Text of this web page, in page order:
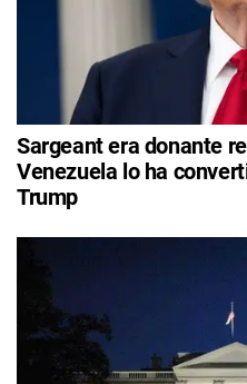
Sargeant era donante
Venezuela lo ha
Trump